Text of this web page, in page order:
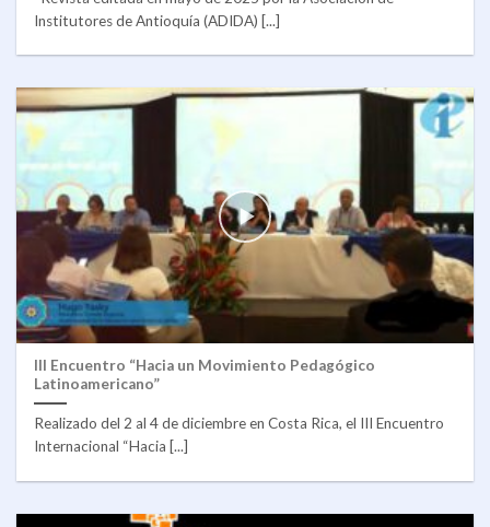
Institutores de Antioquía (ADIDA) [...]
III Encuentro “Hacia un Movimiento Pedagógico
Latinoamericano”
Realizado del 2 al 4 de diciembre en Costa Rica, el III Encuentro
Internacional “Hacia [...]